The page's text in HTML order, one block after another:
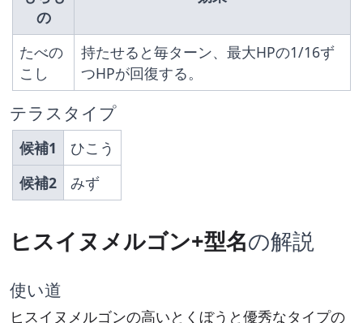
の
たべの
こし
持たせると毎ターン、最大HPの1/16ず
つHPが回復する。
テラスタイプ
候補1
ひこう
候補2
みず
ヒスイヌメルゴン+型名の解説
使い道
ヒスイヌメルゴンの高いとくぼうと優秀なタイプの